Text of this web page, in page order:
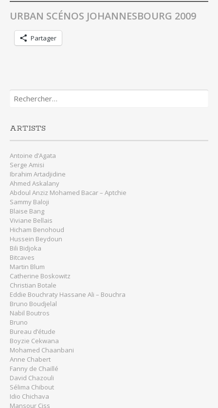
URBAN SCÉNOS JOHANNESBOURG 2009
Partager
Rechercher :
ARTISTS
Antoine d’Agata
Serge Amisi
Ibrahim Artadjidine
Ahmed Askalany
Abdoul Anziz Mohamed Bacar – Aptchie
Sammy Baloji
Blaise Bang
Viviane Bellais
Hicham Benohoud
Hussein Beydoun
Bili Bidjoka
Bitcaves
Martin Blum
Catherine Boskowitz
Christian Botale
Eddie Bouchraty Hassane Ali – Bouchra
Bruno Boudjelal
Nabil Boutros
Bruno
Bureau d’étude
Boyzie Cekwana
Mohamed Chaanbani
Anne Chabert
Fanny de Chaillé
David Chazouli
Sélima Chibout
Idio Chichava
Mansour Ciss